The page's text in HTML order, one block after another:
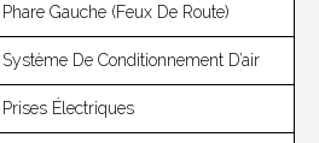
Phare Gauche (feux De Route)
Système De Conditionnement D’air
Prises Électriques